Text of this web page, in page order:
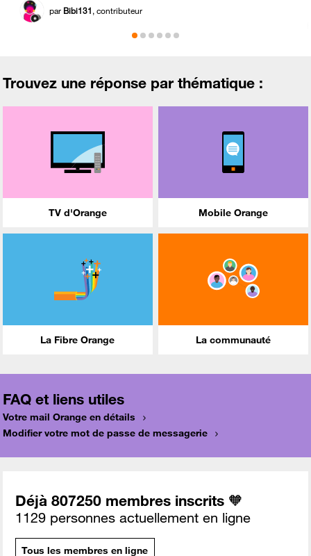
par Bibi131, contributeur
Trouvez une réponse par thématique :
TV d'Orange Mobile Orange
La Fibre Orange La communauté
FAQ et liens utiles
Votre mail Orange en détails
Modifier votre mot de passe de messagerie
Déjà 807250 membres inscrits 🧡
1129 personnes actuellement en ligne
Tous les membres en ligne